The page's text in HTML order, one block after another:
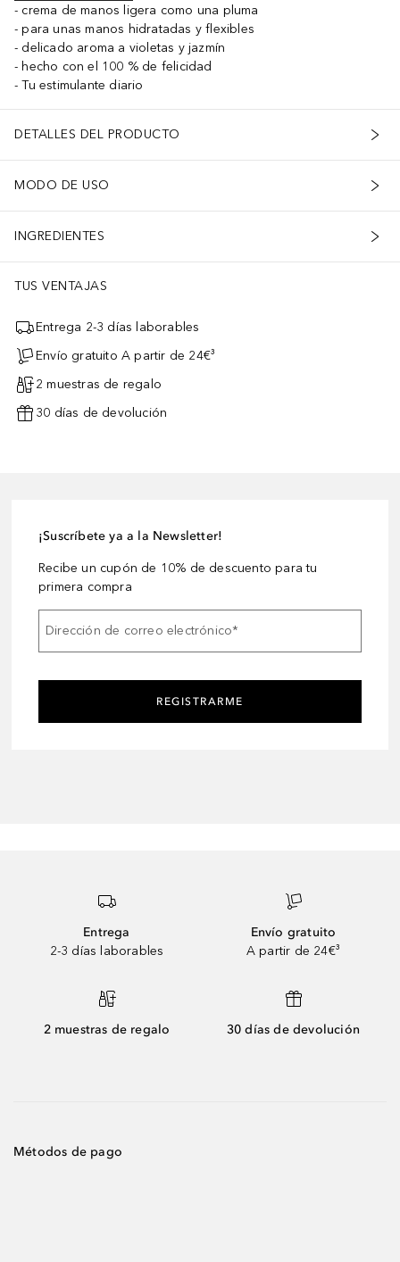
crema de manos ligera como una pluma
para unas manos hidratadas y flexibles
delicado aroma a violetas y jazmín
hecho con el 100 % de felicidad
Tu estimulante diario
DETALLES DEL PRODUCTO
MODO DE USO
INGREDIENTES
TUS VENTAJAS
Entrega 2-3 días laborables
Envío gratuito A partir de 24€³
2 muestras de regalo
30 días de devolución
¡Suscríbete ya a la Newsletter!
Recibe un cupón de 10% de descuento para tu
primera compra
Dirección de correo electrónico*
REGISTRARME
Entrega
2-3 días laborables
Envío gratuito
A partir de 24€³
2 muestras de regalo 30 días de devolución
Métodos de pago